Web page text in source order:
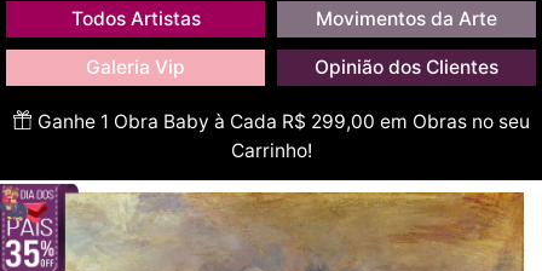
Todos Artistas Movimentos da Arte
Galeria Vip Opinião dos Clientes
Ganhe 1 Obra Baby à Cada R$ 299,00 em Obras no seu
Carrinho!